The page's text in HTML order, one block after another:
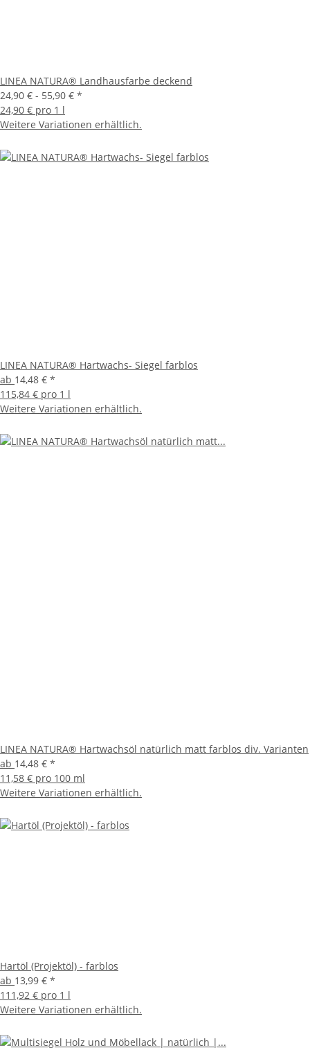
LINEA NATURA® Landhausfarbe deckend
24,90 € - 55,90 € *
24,90 € pro 1 l
Weitere Variationen erhältlich.
LINEA NATURA® Hartwachs- Siegel farblos
ab 14,48 € *
115,84 € pro 1 l
Weitere Variationen erhältlich.
LINEA NATURA® Hartwachsöl natürlich matt farblos div. Varianten
ab 14,48 € *
11,58 € pro 100 ml
Weitere Variationen erhältlich.
Hartöl (Projektöl) - farblos
ab 13,99 € *
111,92 € pro 1 l
Weitere Variationen erhältlich.